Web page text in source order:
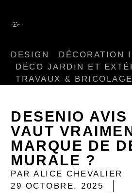
DESIGN
DÉCORATION
DÉCO JARDIN ET
TRAVAUX & BRICOLAGE
DESENIO AVIS
VAUT
MARQUE DE
MURALE ?
PAR ALICE CHEVALIER
29 OCTOBRE, 2025